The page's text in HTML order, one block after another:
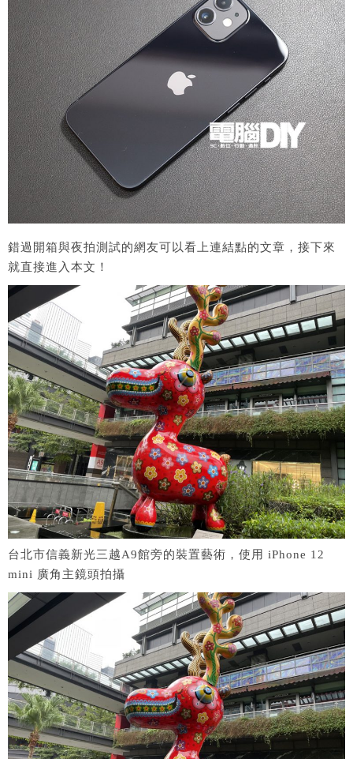
錯過開箱與夜拍測試的網友可以看上連結點的文章，接下來
就直接進入本文！
台北市信義新光三越A9館旁的裝置藝術，使用 iPhone 12
mini 廣角主鏡頭拍攝